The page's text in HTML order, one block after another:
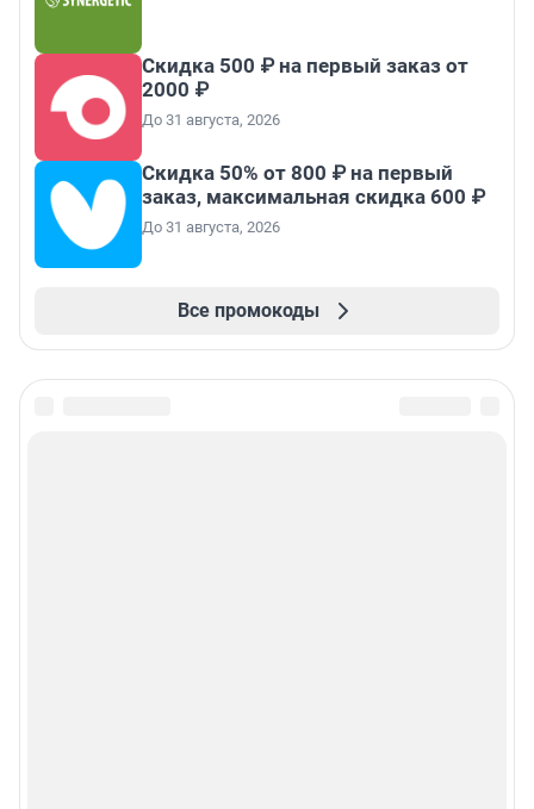
Скидка 500 ₽ на первый заказ от
2000 ₽
До 31 августа, 2026
Скидка 50% от 800 ₽ на первый
заказ, максимальная скидка 600 ₽
До 31 августа, 2026
Все промокоды